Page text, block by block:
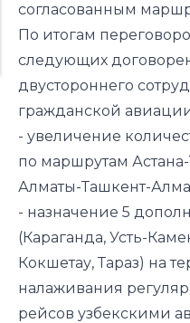
согласованным
По итогам
следующих
двустороннего
гражданской
- увеличение
по маршрутам
Алматы-Ташкент-
- назначение 5
(Караганда, Усть-
Кокшетау, Тараз) на
налаживания
рейсов узбекскими